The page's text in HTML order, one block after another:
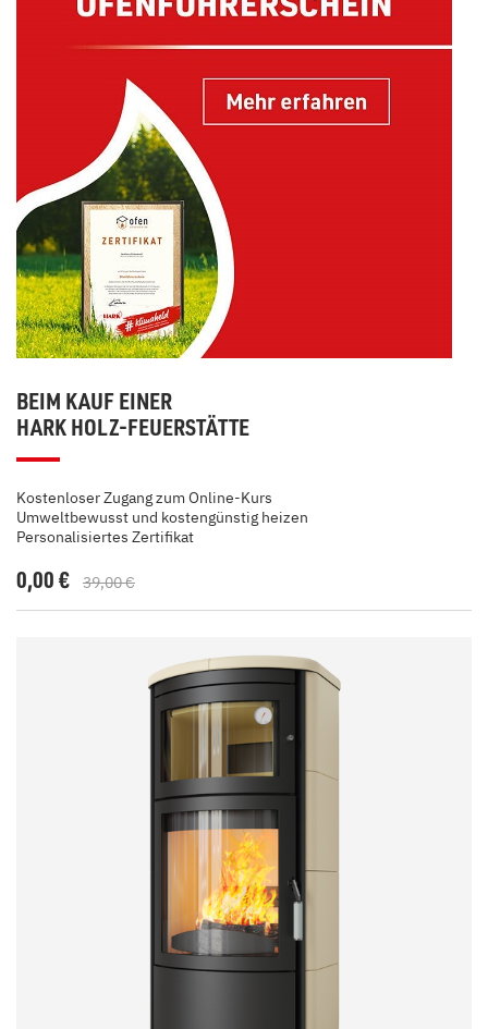
BEIM KAUF EINER
HARK HOLZ-FEUERSTÄTTE
Kostenloser Zugang zum Online-Kurs
Umweltbewusst und kostengünstig heizen
Personalisiertes Zertifikat
0,00 € 39,00 €